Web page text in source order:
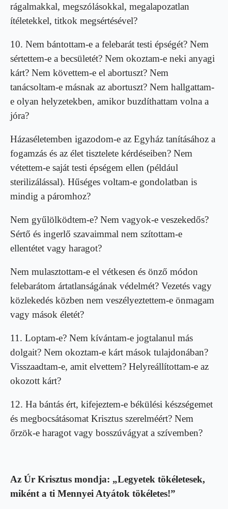
rágalmakkal, megszólásokkal, megalapozatlan
ítéletekkel, titkok megsértésével?
10. Nem bántottam-e a felebarát testi épségét? Nem
sértettem-e a becsületét? Nem okoztam-e neki anyagi
kárt? Nem követtem-e el abortuszt? Nem
tanácsoltam-e másnak az abortuszt? Nem hallgattam-
e olyan helyzetekben, amikor buzdíthattam volna a
jóra?
Házaséletemben igazodom-e az Egyház tanításához a
fogamzás és az élet tisztelete kérdéseiben? Nem
vétettem-e saját testi épségem ellen (például
sterilizálással). Hűséges voltam-e gondolatban is
mindig a páromhoz?
Nem gyűlölködtem-e? Nem vagyok-e veszekedős?
Sértő és ingerlő szavaimmal nem szítottam-e
ellentétet vagy haragot?
Nem mulasztottam-e el vétkesen és önző módon
felebarátom ártatlanságának védelmét? Vezetés vagy
közlekedés közben nem veszélyeztettem-e önmagam
vagy mások életét?
11. Loptam-e? Nem kívántam-e jogtalanul más
dolgait? Nem okoztam-e kárt mások tulajdonában?
Visszaadtam-e, amit elvettem? Helyreállítottam-e az
okozott kárt?
12. Ha bántás ért, kifejeztem-e békülési készségemet
és megbocsátásomat Krisztus szerelméért? Nem
őrzök-e haragot vagy bosszúvágyat a szívemben?
Az Úr Krisztus mondja: „Legyetek tökéletesek,
miként a ti Mennyei Atyátok tökéletes!”